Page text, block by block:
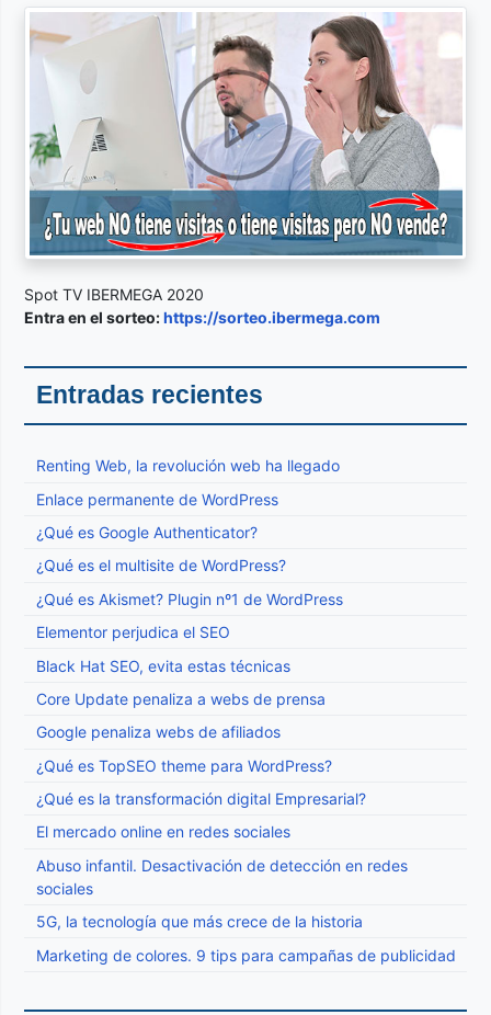
Spot TV IBERMEGA 2020
Entra en el sorteo:https://sorteo.ibermega.com
Entradas recientes
Renting Web, la revolución web ha llegado
Enlace permanente de WordPress
¿Qué es Google Authenticator?
¿Qué es el multisite de WordPress?
¿Qué es Akismet? Plugin nº1 de WordPress
Elementor perjudica el SEO
Black Hat SEO, evita estas técnicas
Core Update penaliza a webs de prensa
Google penaliza webs de afiliados
¿Qué es TopSEO theme para WordPress?
¿Qué es la transformación digital Empresarial?
El mercado online en redes sociales
Abuso infantil. Desactivación de detección en redes
sociales
5G, la tecnología que más crece de la historia
Marketing de colores. 9 tips para campañas de publicidad